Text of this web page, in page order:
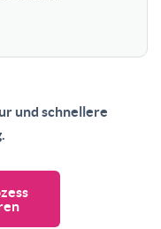
und schnellere